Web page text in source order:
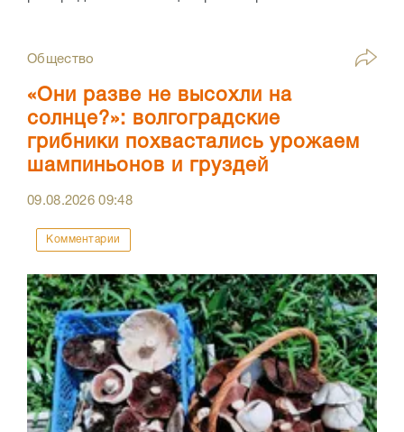
Общество
«Они разве не высохли на
солнце?»: волгоградские
грибники похвастались урожаем
шампиньонов и груздей
09.08.202609:48
Комментарии